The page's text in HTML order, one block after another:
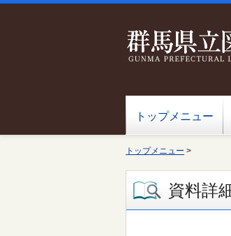
トップメニュー
トップメニュー >
資料詳